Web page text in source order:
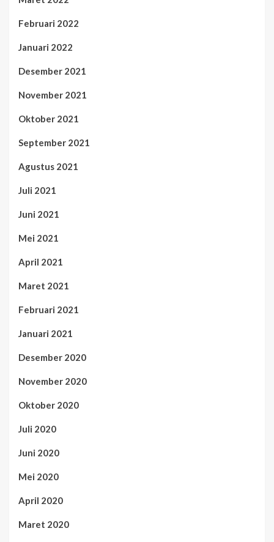
Februari 2022
Januari 2022
Desember 2021
November 2021
Oktober 2021
September 2021
Agustus 2021
Juli 2021
Juni 2021
Mei 2021
April 2021
Maret 2021
Februari 2021
Januari 2021
Desember 2020
November 2020
Oktober 2020
Juli 2020
Juni 2020
Mei 2020
April 2020
Maret 2020